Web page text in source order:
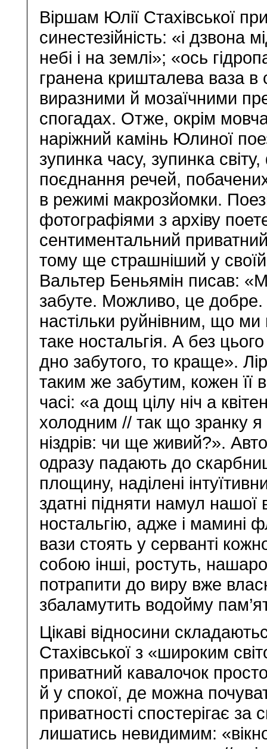
Віршам Юлії Стахівської
синестезійність: «і дзвона
небі і на землі»; «ось
гранена кришталева ваза в
виразними й мозаїчними
спогадах. Отже, окрім
наріжний камінь Юлиної
зупинка часу, зупинка
поєднання речей, побачених
в режимі макрозйомки.
фотографіями з архіву
сентиментальний
тому ще страшніший у
Вальтер Беньямін писав:
забуте. Можливо, це добре.
настільки руйнівним, що
таке ностальгія. А без
дно забутого, то краще».
таким же забутим, кожен
часі: «а дощ цілу ніч а
холодним // так що зранку
ніздрів: чи ще живий?».
одразу падають до
площину, наділені
здатні підняти намул нашої
ностальгію, адже і мамині
вази стоять у серванті
собою інші, ростуть,
потрапити до виру вже
збаламутить водойму
Цікаві відносини
Стахівської з «широким
приватний кавалочок
й у спокої, де можна
приватності спостерігає
лишатись невидимим: